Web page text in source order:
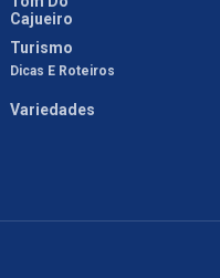
Cajueiro
Turismo
Dicas E Roteiros
Variedades